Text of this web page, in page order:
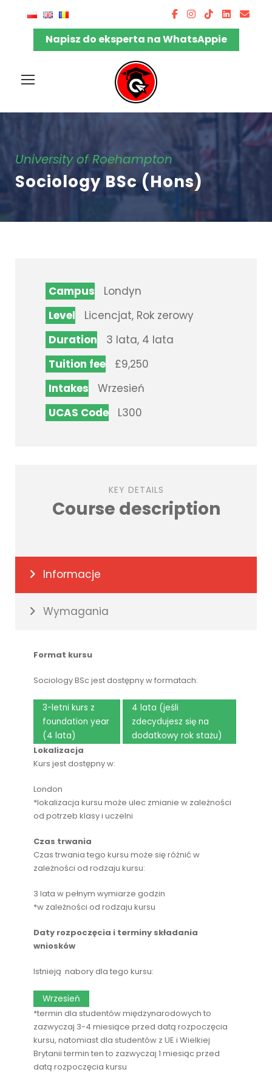
Napisz do eksperta na WhatsAppie
University of Roehampton
Sociology BSc (Hons)
Campus
Londyn
Level
Licencjat, Rok zerowy
Duration
3 lata, 4 lata
Tuition fee
£9,250
Intakes
Wrzesień
UCAS Code
L300
KEY DETAILS
Course description
Informacje
Wymagania
Format kursu
Sociology BSc jest dostępny w formatach:
3-letni kurs z
foundation year
(4 lata)
4 lata (jeśli
zdecydujesz się na
dodatkowy rok stażu)
Lokalizacja
Kurs jest dostępny w:
London
*lokalizacja kursu może ulec zmianie w zależności
od potrzeb klasy i uczelni
Czas trwania
Czas trwania tego kursu może się różnić w
zależności od rodzaju kursu:
3 lata w pełnym wymiarze godzin
*w zależności od rodzaju kursu
Daty rozpoczęcia i terminy składania
wniosków
Istnieją nabory dla tego kursu:
Wrzesień
*termin dla studentów międzynarodowych to
zazwyczaj 3-4 miesiące przed datą rozpoczęcia
kursu, natomiast dla studentów z UE i Wielkiej
Brytanii termin ten to zazwyczaj 1 miesiąc przed
datą rozpoczęcia kursu